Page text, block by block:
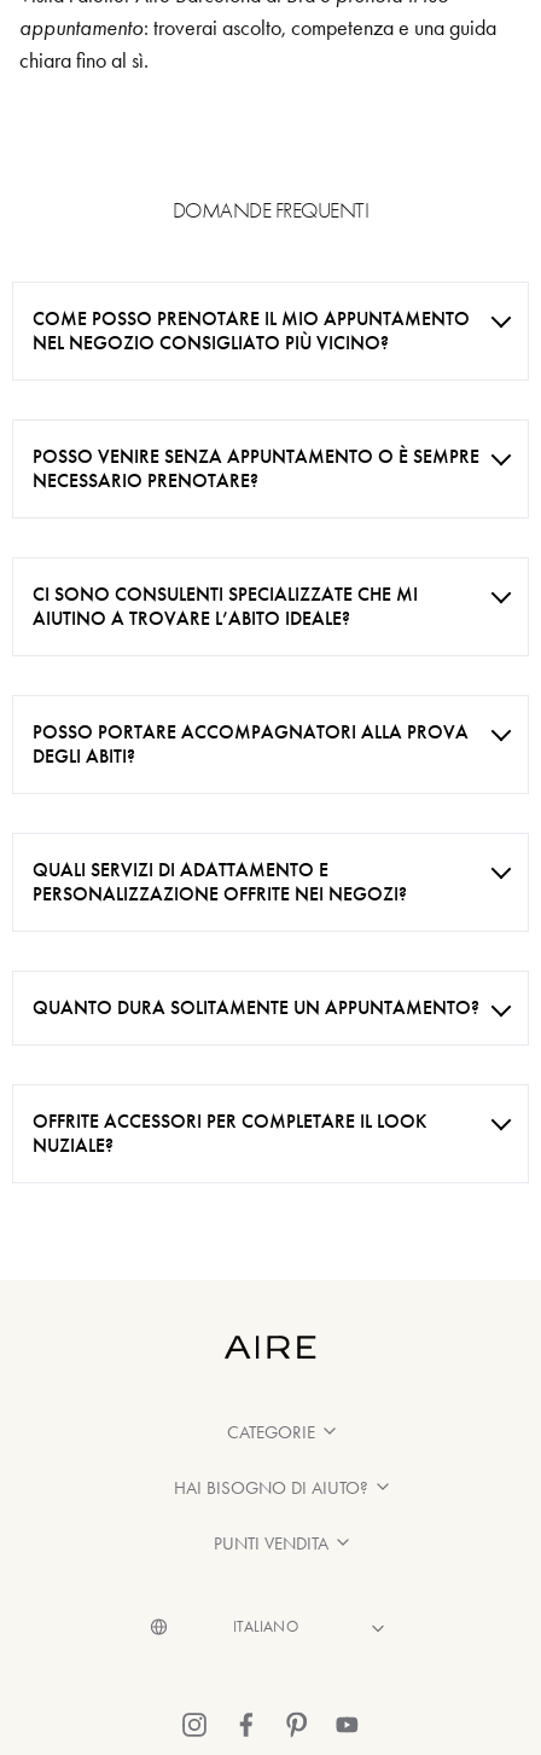
appuntamento: troverai ascolto, competenza e una guida
chiara fino al sì.
DOMANDE FREQUENTI
COME POSSO PRENOTARE IL MIO APPUNTAMENTO
NEL NEGOZIO CONSIGLIATO PIÙ VICINO?
POSSO VENIRE SENZA APPUNTAMENTO O È SEMPRE
NECESSARIO PRENOTARE?
CI SONO CONSULENTI SPECIALIZZATE CHE MI
AIUTINO A TROVARE L’ABITO IDEALE?
POSSO PORTARE ACCOMPAGNATORI ALLA PROVA
DEGLI ABITI?
QUALI SERVIZI DI ADATTAMENTO E
PERSONALIZZAZIONE OFFRITE NEI NEGOZI?
QUANTO DURA SOLITAMENTE UN APPUNTAMENTO?
OFFRITE ACCESSORI PER COMPLETARE IL LOOK
NUZIALE?
CATEGORIE
HAI BISOGNO DI AIUTO?
PUNTI VENDITA